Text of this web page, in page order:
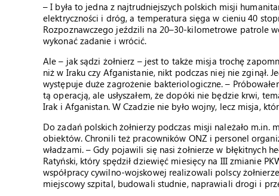
– I była to jedna z najtrudniejszych polskich misji
elektryczności i dróg, a temperatura sięga w cieniu 40
Rozpoznawczego jeździli na 20–30-kilometrowe patrole
wykonać zadanie i wrócić.
Ale – jak sądzi żołnierz – jest to także misja trochę
niż w Iraku czy Afganistanie, nikt podczas niej nie zginął.
występuje duże zagrożenie bakteriologiczne. –
tą operacją, ale usłyszałem, że dopóki nie będzie krwi,
Irak i Afganistan. W Czadzie nie było wojny, lecz misja,
Do zadań polskich żołnierzy podczas misji należało
obiektów. Chronili też pracowników ONZ i personel
władzami. – Gdy pojawili się nasi żołnierze w błękitnych
Ratyński, który spędził dziewięć miesięcy na III zmianie
współpracy cywilno-wojskowej realizowali polscy
miejscowy szpital, budowali studnie, naprawiali drogi i